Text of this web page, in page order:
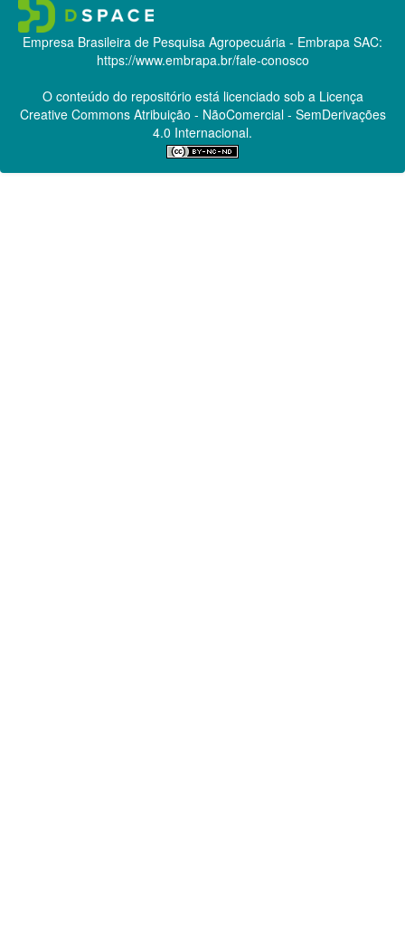
Empresa Brasileira de Pesquisa Agropecuária - Embrapa SAC:
https://www.embrapa.br/fale-conosco
O conteúdo do repositório está licenciado sob a Licença
Creative CommonsAtribuição - NãoComercial - SemDerivações
4.0 Internacional.